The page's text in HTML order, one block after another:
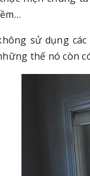
sử dụng
thế nó còn